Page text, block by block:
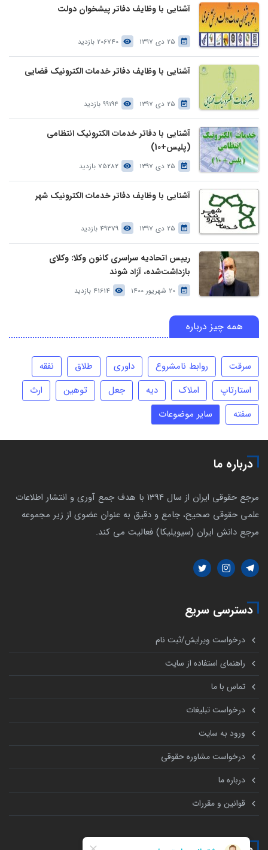
آشنایی با وظایف دفاتر پیشخوان دولت
25 دی 1397 206740 بازدید
آشنایی با وظایف دفاتر خدمات الکترونیک قضایی
25 دی 1397 99194 بازدید
آشنایی با دفاتر خدمات الکترونیک انتظامی
(پلیس+10)
25 دی 1397 75282 بازدید
آشنایی با وظایف دفاتر خدمات الکترونیک شهر
25 دی 1397 49379 بازدید
رییس اتحادیه سراسری کانون وکلا: وکلای
بازداشت‌شده، آزاد شوند
20 شهریور 1400 41614 بازدید
همه چیز درباره
سرقت روابط نامشروع داوری طلاق
نفقه
استارتاپ
املاک دیه جعل توهین
ارث
سفته
سایر موضوعات
درباره ما
مرجع حقوقی ایران از سال 1394 با هدف جمع آوری و انتشار اطلاعات
علمی حقوقی صحیح، جامع و دقیق به عنوان عضوی از زیر مجموعه
مرجع دانش ایران (سیویلیکا) فعالیت می کند.
دسترسی سریع
درخواست ویرایش/ثبت نام
راهنمای استفاده از سایت
تماس با ما
درخواست تبلیغات
ورود به سایت
درخواست مشاوره حقوقی
درباره ما
قوانین و مقررات